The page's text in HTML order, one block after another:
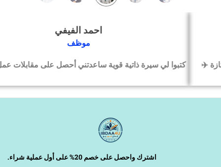
احمد الفيفي
كتبوا لي سيرة ذاتية قوية ساعدتني أحصل على مقابلات عمل بسرعة
اشترك واحصل على خصم 20% على أول عملية شراء.